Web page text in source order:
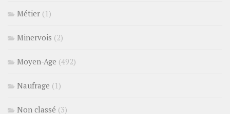
Métier (1)
Minervois (2)
Moyen-Age (492)
Naufrage (1)
Non classé (3)